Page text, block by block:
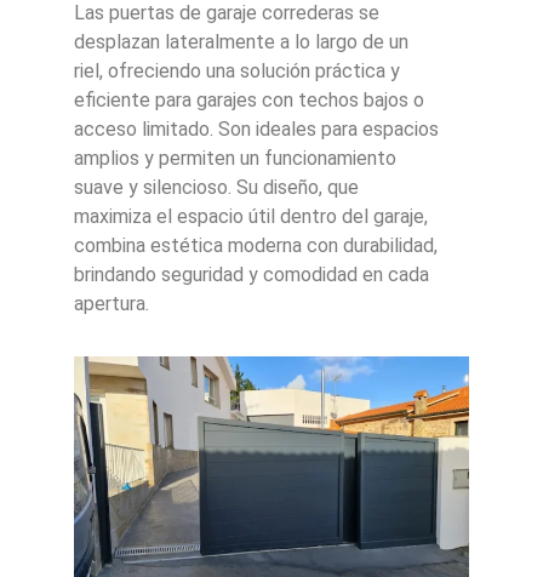
Las puertas de garaje correderas se
desplazan lateralmente a lo largo de un
riel, ofreciendo una solución práctica y
eficiente para garajes con techos bajos o
acceso limitado. Son ideales para espacios
amplios y permiten un funcionamiento
suave y silencioso. Su diseño, que
maximiza el espacio útil dentro del garaje,
combina estética moderna con durabilidad,
brindando seguridad y comodidad en cada
apertura.